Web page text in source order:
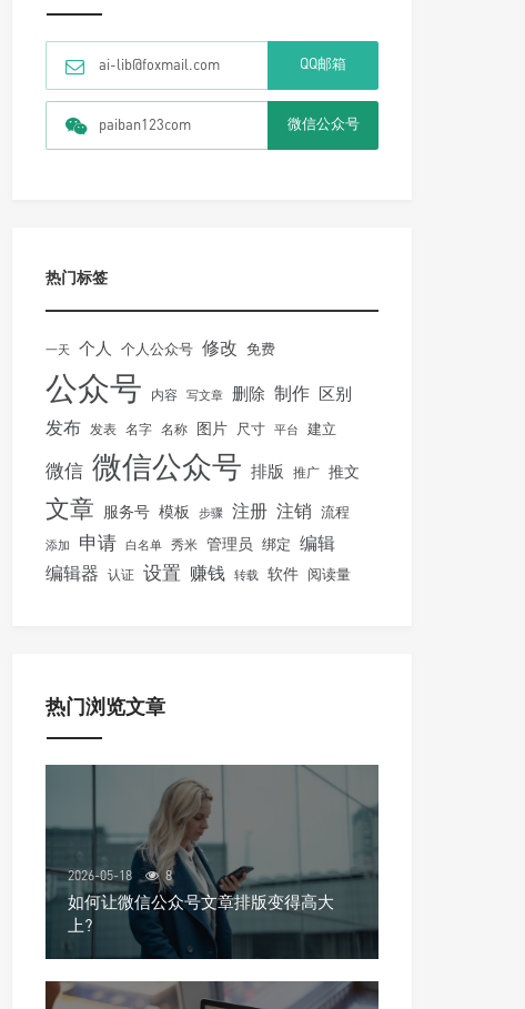
ai-lib@foxmail.com QQ邮箱
paiban123com 微信公众号
热门标签
一天 个人 个人公众号 修改 免费
公众号 内容 写文章 删除 制作 区别
发布 发表 名字 名称 图片 尺寸 平台 建立
微信 微信公众号 排版 推广 推文
文章 服务号 模板 步骤 注册 注销 流程
添加 申请 白名单 秀米 管理员 绑定 编辑
编辑器
认证 设置 赚钱 转载 软件 阅读量
热门浏览文章
2026-05-18 8
如何让微信公众号文章排版变得高大
上?